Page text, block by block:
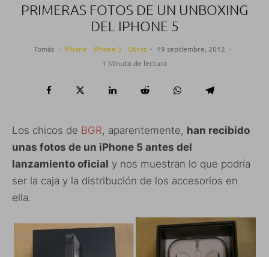
PRIMERAS FOTOS DE UN UNBOXING
DEL IPHONE 5
Tomás · iPhone iPhone 5 Otros · 19 septiembre, 2012 ·
1 Minuto de lectura
Los chicos de BGR, aparentemente, han recibido
unas fotos de un iPhone 5 antes del
lanzamiento oficial y nos muestran lo que podría
ser la caja y la distribución de los accesorios en
ella.